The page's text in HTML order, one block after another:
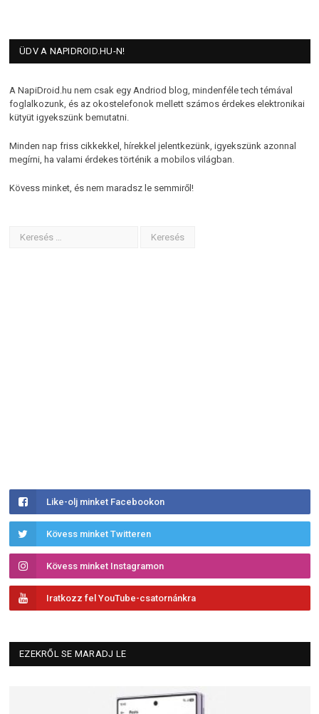
ÜDV A NAPIDROID.HU-N!
A NapiDroid.hu nem csak egy Andriod blog, mindenféle tech témával
foglalkozunk, és az okostelefonok mellett számos érdekes elektronikai
kütyüt igyekszünk bemutatni.
Minden nap friss cikkekkel, hírekkel jelentkezünk, igyekszünk azonnal
megírni, ha valami érdekes történik a mobilos világban.
Kövess minket, és nem maradsz le semmiről!
Like-olj minket Facebookon
Kövess minket Twitteren
Kövess minket Instagramon
Iratkozz fel YouTube-csatornánkra
EZEKRŐL SE MARADJ LE